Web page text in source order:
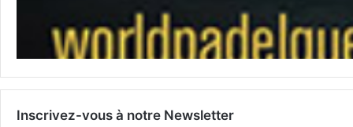
Inscrivez-vous à notre Newsletter